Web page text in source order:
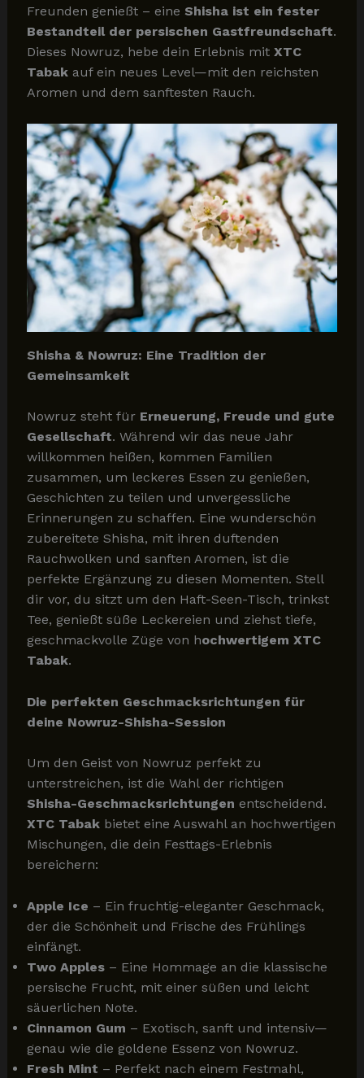
Freunden genießt – eine Shisha ist ein fester
Bestandteil der persischen Gastfreundschaft.
Dieses Nowruz, hebe dein Erlebnis mit XTC
Tabakauf ein neues Level—mit den reichsten
Aromen und dem sanftesten Rauch.
Shisha & Nowruz: Eine Tradition der
Gemeinsamkeit
Nowruz steht für Erneuerung, Freude und gute
Gesellschaft. Während wir das neue Jahr
willkommen heißen, kommen Familien
zusammen, um leckeres Essen zu genießen,
Geschichten zu teilen und unvergessliche
Erinnerungen zu schaffen. Eine wunderschön
zubereitete Shisha, mit ihren duftenden
Rauchwolken und sanften Aromen, ist die
perfekte Ergänzung zu diesen Momenten. Stell
dir vor, du sitzt um den Haft-Seen-Tisch, trinkst
Tee, genießt süße Leckereien und ziehst tiefe,
geschmackvolle Züge von hochwertigem XTC
Tabak.
Die perfekten Geschmacksrichtungen für
deine Nowruz-Shisha-Session
Um den Geist von Nowruz perfekt zu
unterstreichen, ist die Wahl der richtigen
Shisha-Geschmacksrichtungen entscheidend.
XTC Tabakbietet eine Auswahl an hochwertigen
Mischungen, die dein Festtags-Erlebnis
bereichern:
Apple Ice – Ein fruchtig-eleganter Geschmack,
der die Schönheit und Frische des Frühlings
einfängt.
Two Apples– Eine Hommage an die klassische
persische Frucht, mit einer süßen und leicht
säuerlichen Note.
Cinnamon Gum – Exotisch, sanft und intensiv—
genau wie die goldene Essenz von Nowruz.
Fresh Mint – Perfekt nach einem Festmahl,